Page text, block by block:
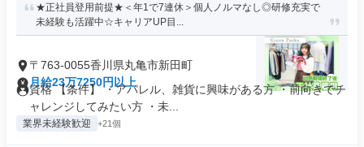
★正社員登用前提★＜年1で7連休＞個人ノルマなし◎研修充実で
未経験も活躍中☆キャリアUP目...
〒763-0055香川県丸亀市新田町
月給23万7250円以上
資格 【条件】 ・アパレル、雑貨に興味がある方 ・前向きでチ
ャレンジしてみたい方 ・未...
業界未経験歓迎 +21個